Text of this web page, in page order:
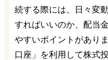
続する際には、日々変
すればいいのか、配当
やすいポイントがあり
口座」を利用して株式